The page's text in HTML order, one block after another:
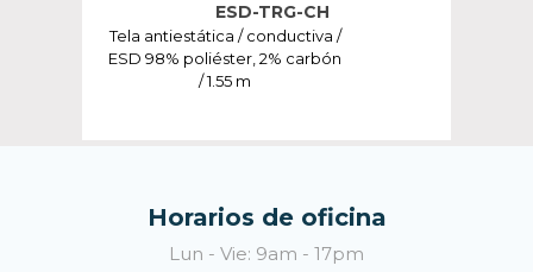
ESD-TRG-CH
Tela antiestática / conductiva /
ESD 98% poliéster, 2% carbón
/ 1.55 m
Horarios de oficina
Lun - Vie: 9am - 17pm